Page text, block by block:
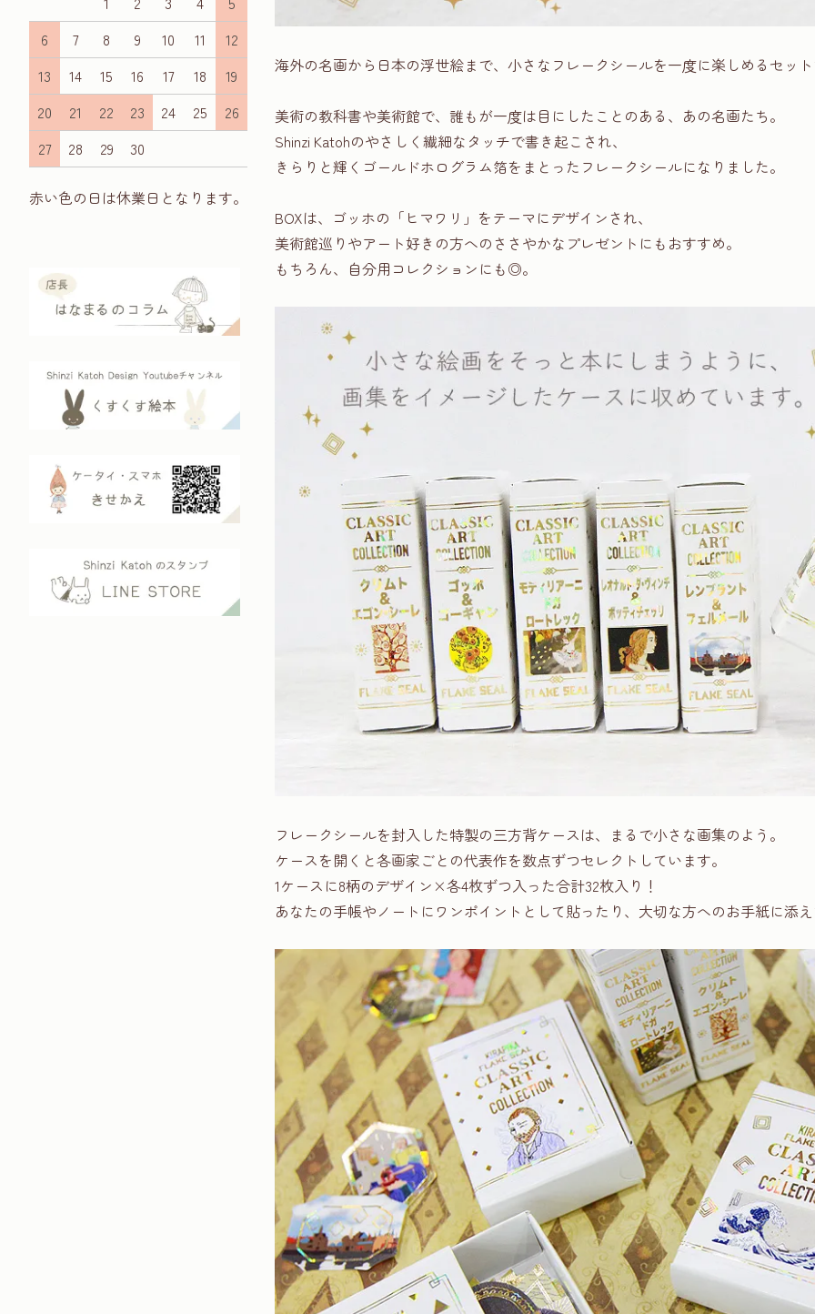
6
7 8 9 10 11
12
13
14 15 16 17 18
19
20
21 22 23 24 25
26
27
28 29 30
赤い色の日は休業日となります。
海外の名画から日本の浮世絵まで、小さなフレークシールを一度に楽しめるセッ
美術の教科書や美術館で、誰もが一度は目にしたことのある、あの名画たち。
Shinzi Katohのやさしく繊細なタッチで書き起こされ、
きらりと輝くゴールドホログラム箔をまとったフレークシールになりました。
BOXは、ゴッホの「ヒマワリ」をテーマにデザインされ、
美術館巡りやアート好きの方へのささやかなプレゼントにもおすすめ。
もちろん、自分用コレクションにも◎。
フレークシールを封入した特製の三方背ケースは、まるで小さな画集のよう。
ケースを開くと各画家ごとの代表作を数点ずつセレクトしています。
1ケースに8柄のデザイン×各4枚ずつ入った合計32枚入り！
あなたの手帳やノートにワンポイントとして貼ったり、大切な方へのお手紙に添